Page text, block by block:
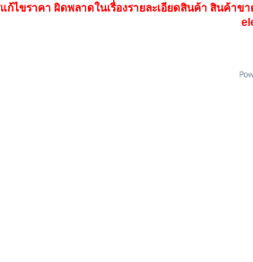
ก้ไขราคา ผิดพลาดในเรื่องรายละเอียดสินค้า สินค้า